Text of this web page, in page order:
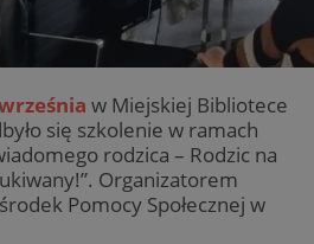
w Miejskiej Bibliotece
się szkolenie w ramach
rodzica – Rodzic na
Organizatorem
Pomocy Społecznej w